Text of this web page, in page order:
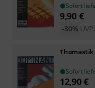
Sofort
9,90 €
UVP:
-30%
Thomastik
Sofort
12,90€